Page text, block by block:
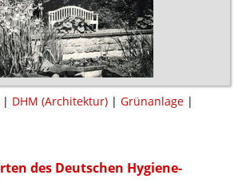
| DHM (Architektur) | Grünanlage |
des Deutschen Hygiene-